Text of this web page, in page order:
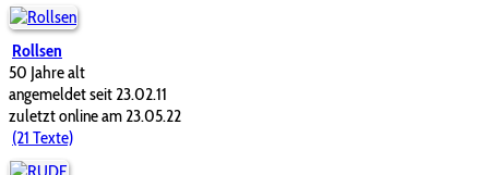
Rollsen
50 Jahre alt
angemeldet seit 23.02.11
zuletzt online am 23.05.22
(21 Texte)